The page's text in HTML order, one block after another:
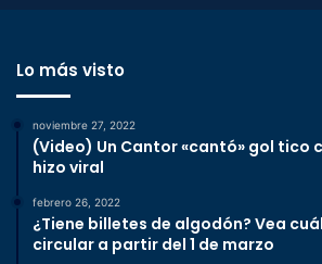
Lo más visto
noviembre 27, 2022
(Video) Un Cantor «cantó» gol tico
hizo viral
febrero 26, 2022
¿Tiene billetes de algodón? Vea
circular a partir del 1 de marzo